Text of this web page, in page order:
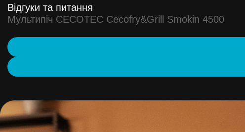
Відгуки та питання
Мультипіч CECOTEC Cecofry&Grill Smokin 4500